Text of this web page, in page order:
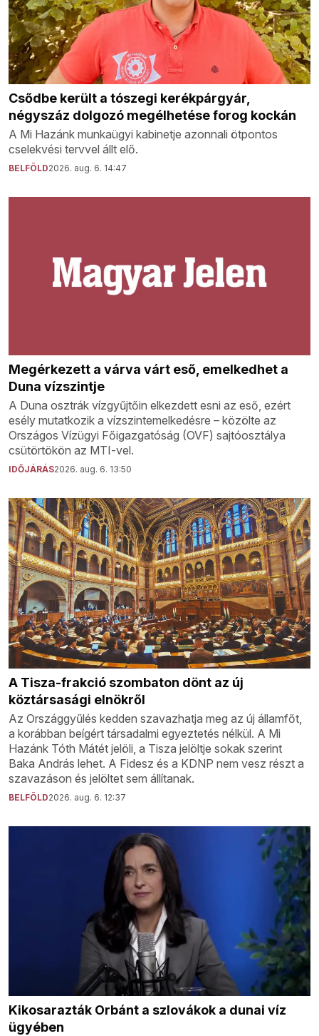
Csődbe került a tószegi kerékpárgyár,
négyszáz dolgozó megélhetése forog kockán
A Mi Hazánk munkaügyi kabinetje azonnali ötpontos
cselekvési tervvel állt elő.
BELFÖLD2026. aug. 6. 14:47
Megérkezett a várva várt eső, emelkedhet a
Duna vízszintje
A Duna osztrák vízgyűjtőin elkezdett esni az eső, ezért
esély mutatkozik a vízszintemelkedésre – közölte az
Országos Vízügyi Főigazgatóság (OVF) sajtóosztálya
csütörtökön az MTI-vel.
IDŐJÁRÁS2026. aug. 6. 13:50
A Tisza-frakció szombaton dönt az új
köztársasági elnökről
Az Országgyűlés kedden szavazhatja meg az új államfőt,
a korábban beígért társadalmi egyeztetés nélkül. A Mi
Hazánk Tóth Mátét jelöli, a Tisza jelöltje sokak szerint
Baka András lehet. A Fidesz és a KDNP nem vesz részt a
szavazáson és jelöltet sem állítanak.
BELFÖLD2026. aug. 6. 12:37
Kikosarazták Orbánt a szlovákok a dunai víz
ügyében